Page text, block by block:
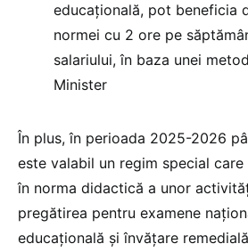
educațională, pot beneficia
normei cu 2 ore pe
salariului, în baza unei
Minister
În plus, în perioada 2025-2026
este valabil un regim special
în norma didactică a unor
pregătirea pentru examene
educațională și învățare